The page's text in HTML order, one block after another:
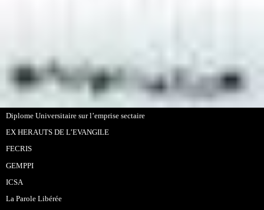
Diplome Universitaire sur l’emprise sectaire
EX HERAUTS DE L’EVANGILE
FECRIS
GEMPPI
ICSA
La Parole Libérée